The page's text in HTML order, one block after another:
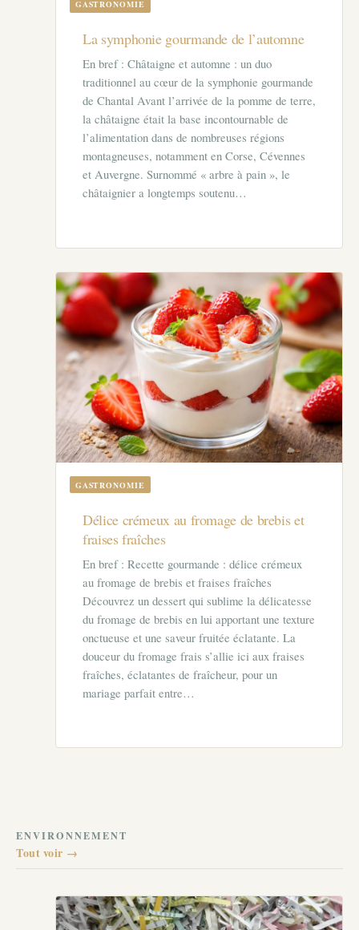
GASTRONOMIE
La symphonie gourmande de l’automne
En bref : Châtaigne et automne : un duo
traditionnel au cœur de la symphonie gourmande
de Chantal Avant l’arrivée de la pomme de terre,
la châtaigne était la base incontournable de
l’alimentation dans de nombreuses régions
montagneuses, notamment en Corse, Cévennes
et Auvergne. Surnommé « arbre à pain », le
châtaignier a longtemps soutenu…
GASTRONOMIE
Délice crémeux au fromage de brebis et
fraises fraîches
En bref : Recette gourmande : délice crémeux
au fromage de brebis et fraises fraîches
Découvrez un dessert qui sublime la délicatesse
du fromage de brebis en lui apportant une texture
onctueuse et une saveur fruitée éclatante. La
douceur du fromage frais s’allie ici aux fraises
fraîches, éclatantes de fraîcheur, pour un
mariage parfait entre…
ENVIRONNEMENT
Tout voir →